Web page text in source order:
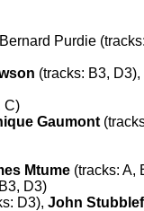
Purdie
(tracks: B3, D3),
C)
Gaumont
Mtume (tracks: A,
D3)
D3),John